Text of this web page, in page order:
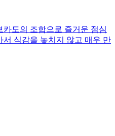
도의 조합으로 즐거운 점심
식감을 놓치지 않고 매우 만